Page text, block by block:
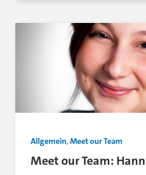
Allgemein,Meet our Team
Meet our Team: